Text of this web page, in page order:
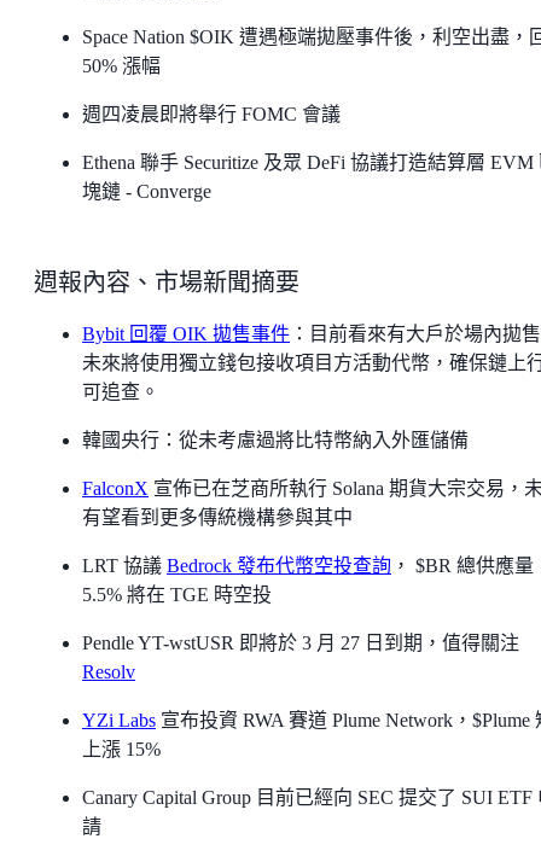
Space Nation $OIK 遭遇極端拋壓事件後，利空出盡，
50% 漲幅
週四凌晨即將舉行 FOMC 會議
Ethena 聯手 Securitize 及眾 DeFi 協議打造結算層 EVM
塊鏈 - Converge
週報內容、市場新聞摘要
Bybit 回覆 OIK 拋售事件 ：目前看來有大戶於場內拋
未來將使用獨立錢包接收項目方活動代幣，確保鏈上
可追查。
韓國央行：從未考慮過將比特幣納入外匯儲備
FalconX 宣佈已在芝商所執行 Solana 期貨大宗交易，
有望看到更多傳統機構參與其中
LRT 協議 Bedrock 發布代幣空投查詢 ， $BR 總供應量
5.5% 將在 TGE 時空投
Pendle YT-wstUSR 即將於 3 月 27 日到期，值得關注
Resolv
YZi Labs 宣布投資 RWA 賽道 Plume Network，$Plume
上漲 15%
Canary Capital Group 目前已經向 SEC 提交了 SUI ETF
請